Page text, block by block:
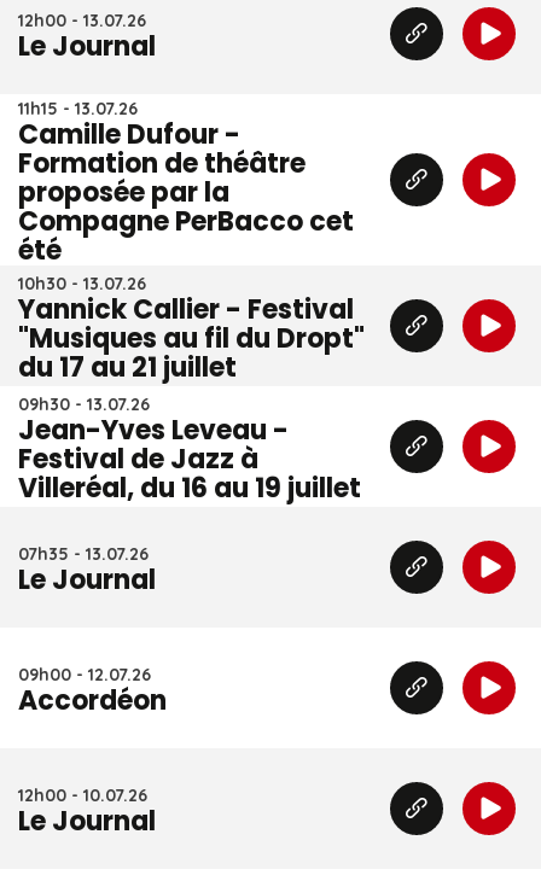
12h00 - 13.07.26
Le Journal
11h15 - 13.07.26
Camille Dufour -
Formation de théâtre
proposée par la
Compagne PerBacco cet
été
10h30 - 13.07.26
Yannick Callier - Festival
"Musiques au fil du Dropt"
du 17 au 21 juillet
09h30 - 13.07.26
Jean-Yves Leveau -
Festival de Jazz à
Villeréal, du 16 au 19 juillet
07h35 - 13.07.26
Le Journal
09h00 - 12.07.26
Accordéon
12h00 - 10.07.26
Le Journal